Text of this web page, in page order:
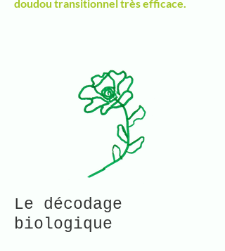
doudou transitionnel très efficace.
Le décodage
biologique